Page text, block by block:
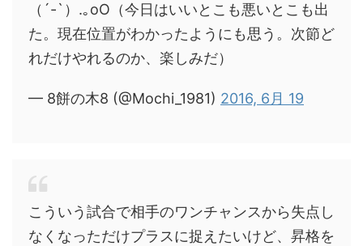
（´-`）.｡oO（今日はいいとこも悪いとこも出
た。現在位置がわかったようにも思う。次節ど
れだけやれるのか、楽しみだ）
— 8餅の木8 (@Mochi_1981) 2016, 6月 19
こういう試合で相手のワンチャンスから失点し
なくなっただけプラスに捉えたいけど、昇格を